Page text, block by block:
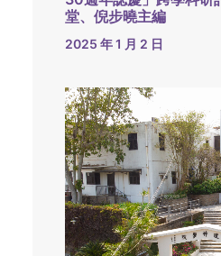
堂、倪步曉主編
2025 年 1 月 2 日